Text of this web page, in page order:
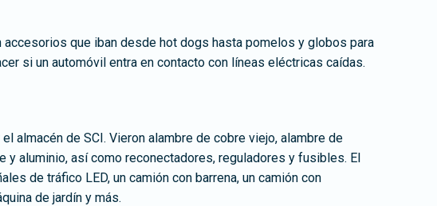
que iban desde hot dogs hasta pomelos y globos para
si un automóvil entra en contacto con líneas eléctricas caídas.
almacén de SCI. Vieron alambre de cobre viejo, alambre de
y aluminio, así como reconectadores, reguladores y fusibles. El
de tráfico LED, un camión con barrena, un camión con
de jardín y más.